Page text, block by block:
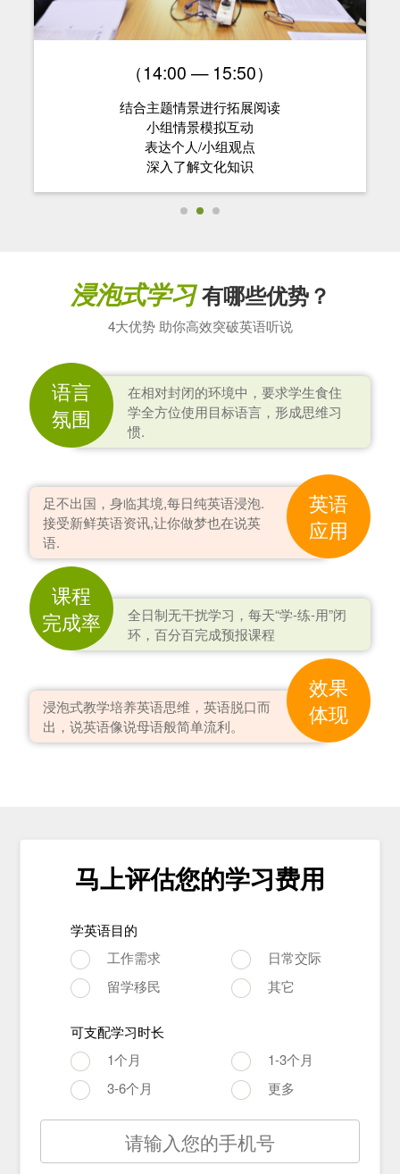
（14:00 — 15:50）
结合主题情景进行拓展阅读
小组情景模拟互动
表达个人/小组观点
深入了解文化知识
浸泡式学习有哪些优势？
4大优势 助你高效突破英语听说
语言
氛围
在相对封闭的环境中，要求学生食住
学全方位使用目标语言，形成思维习
惯.
英语
应用
足不出国，身临其境,每日纯英语浸泡.
接受新鲜英语资讯,让你做梦也在说英
语.
课程
完成率
全日制无干扰学习，每天“学-练-用”闭
环，百分百完成预报课程
效果
体现
浸泡式教学培养英语思维，英语脱口而
出，说英语像说母语般简单流利。
马上评估您的学习费用
学英语目的
工作需求
日常交际
留学移民
其它
可支配学习时长
1个月
1-3个月
3-6个月
更多